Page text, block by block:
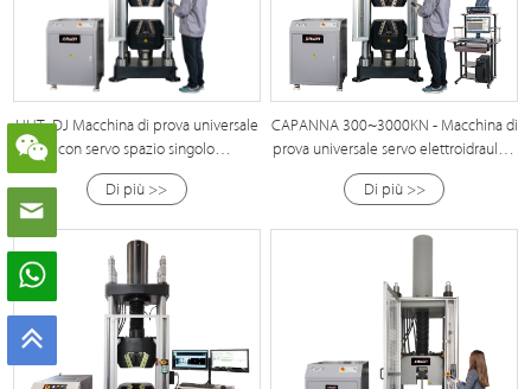
HUT -DJ Macchina di prova universale
con servo spazio singolo
elettroidraulico
Di più >>
CAPANNA 300~3000KN - Macchina di
prova universale servo elettroidraulica
a singolo spazio DJ con presa a cuneo
Di più >>